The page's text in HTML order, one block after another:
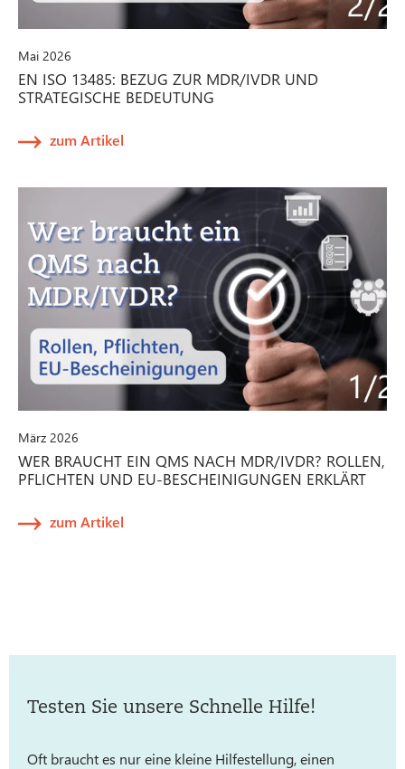
Mai 2026
EN ISO 13485: BEZUG ZUR MDR/IVDR UND
STRATEGISCHE BEDEUTUNG
zum Artikel
März 2026
WER BRAUCHT EIN QMS NACH MDR/IVDR? ROLLEN,
PFLICHTEN UND EU-BESCHEINIGUNGEN ERKLÄRT
zum Artikel
Testen Sie unsere Schnelle Hilfe!
Oft braucht es nur eine kleine Hilfestellung, einen